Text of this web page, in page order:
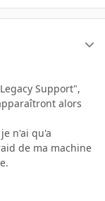
Support",
alors
n'ai qu'a
de ma machine